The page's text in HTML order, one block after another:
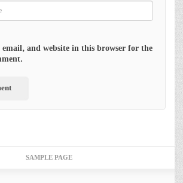
email, and website in this browser for the
SAMPLE PAGE